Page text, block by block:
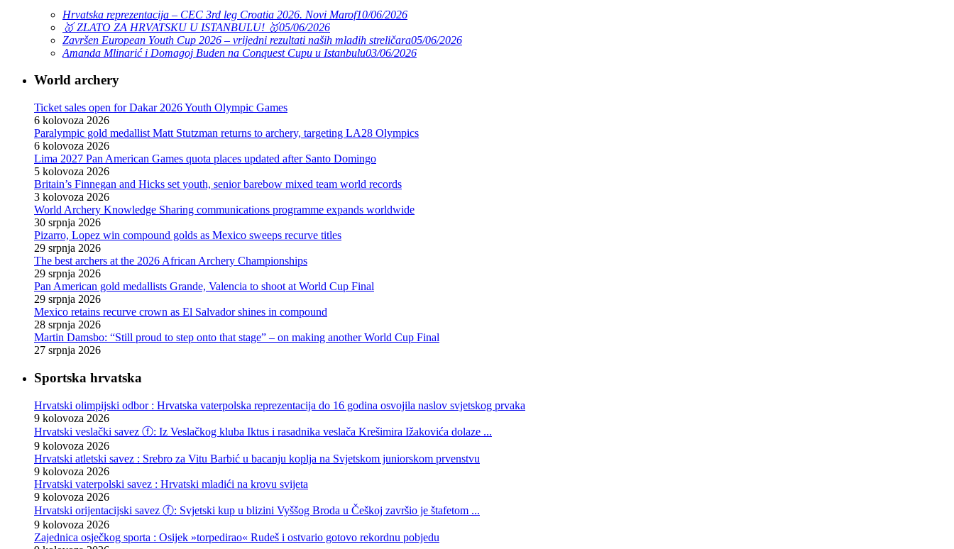
Hrvatska reprezentacija – CEC 3rd leg Croatia 2026. Novi Marof10/06/2026
🥇 ZLATO ZA HRVATSKU U ISTANBULU! 🥇05/06/2026
Završen European Youth Cup 2026 – vrijedni rezultati naših mladih streličara05/06/2026
Amanda Mlinarić i Domagoj Buden na Conquest Cupu u Istanbulu03/06/2026
World archery
Ticket sales open for Dakar 2026 Youth Olympic Games
6 kolovoza 2026
Paralympic gold medallist Matt Stutzman returns to archery, targeting LA28 Olympics
6 kolovoza 2026
Lima 2027 Pan American Games quota places updated after Santo Domingo
5 kolovoza 2026
Britain’s Finnegan and Hicks set youth, senior barebow mixed team world records
3 kolovoza 2026
World Archery Knowledge Sharing communications programme expands worldwide
30 srpnja 2026
Pizarro, Lopez win compound golds as Mexico sweeps recurve titles
29 srpnja 2026
The best archers at the 2026 African Archery Championships
29 srpnja 2026
Pan American gold medallists Grande, Valencia to shoot at World Cup Final
29 srpnja 2026
Mexico retains recurve crown as El Salvador shines in compound
28 srpnja 2026
Martin Damsbo: “Still proud to step onto that stage” – on making another World Cup Final
27 srpnja 2026
Sportska hrvatska
Hrvatski olimpijski odbor : Hrvatska vaterpolska reprezentacija do 16 godina osvojila naslov svjetskog prvaka
9 kolovoza 2026
Hrvatski veslački savez ⓕ: Iz Veslačkog kluba Iktus i rasadnika veslača Krešimira Ižakovića dolaze ...
9 kolovoza 2026
Hrvatski atletski savez : Srebro za Vitu Barbić u bacanju koplja na Svjetskom juniorskom prvenstvu
9 kolovoza 2026
Hrvatski vaterpolski savez : Hrvatski mladići na krovu svijeta
9 kolovoza 2026
Hrvatski orijentacijski savez ⓕ: Svjetski kup u blizini Vyššog Broda u Češkoj završio je štafetom ...
9 kolovoza 2026
Zajednica osječkog sporta : Osijek »torpedirao« Rudeš i ostvario gotovo rekordnu pobjedu